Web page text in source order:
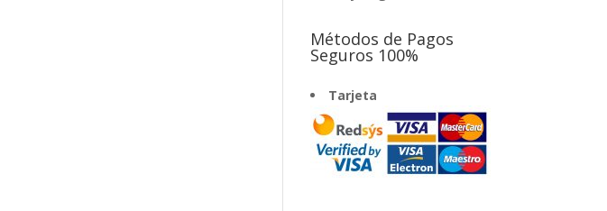
Métodos de Pagos
Seguros 100%
Tarjeta